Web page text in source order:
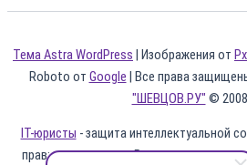
Тема Astra WordPress | Изображения от
Roboto от Google | Все права
"ШЕВЦОВ.РУ" ©
IT-юристы - защита интеллектуальной
прав; регистрация в Роспатенте и